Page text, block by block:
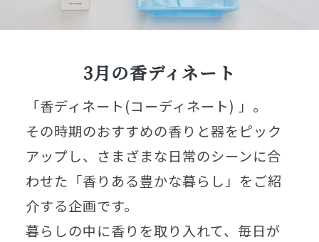
3月の香ディネート
「香ディネート(コーディネート) 」。
その時期のおすすめの香りと器をピック
アップし、さまざまな日常のシーンに合
わせた「香りある豊かな暮らし」をご紹
介する企画です。
暮らしの中に香りを取り入れて、毎日が